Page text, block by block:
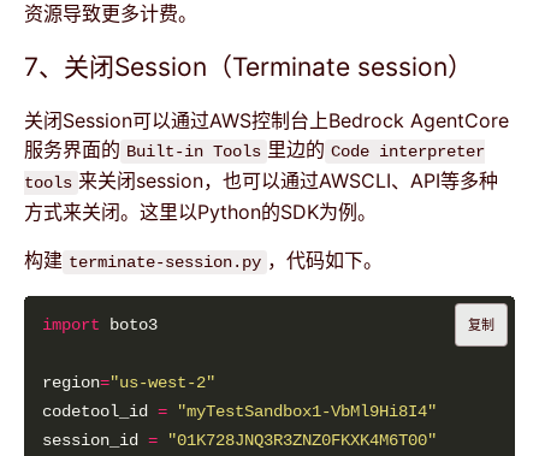
资源导致更多计费。
7、关闭Session（Terminate session）
关闭Session可以通过AWS控制台上Bedrock AgentCore
服务界面的 Built-in Tools 里边的 Code interpreter
tools 来关闭session，也可以通过AWSCLI、API等多种
方式来关闭。这里以Python的SDK为例。
构建 terminate-session.py ，代码如下。
import
region="us-west-2"
codetool_id =
"myTestSandbox1-VbMl9Hi8I4"
session_id = "01K728JNQ3R3ZNZ0FKXK4M6T00"
复制